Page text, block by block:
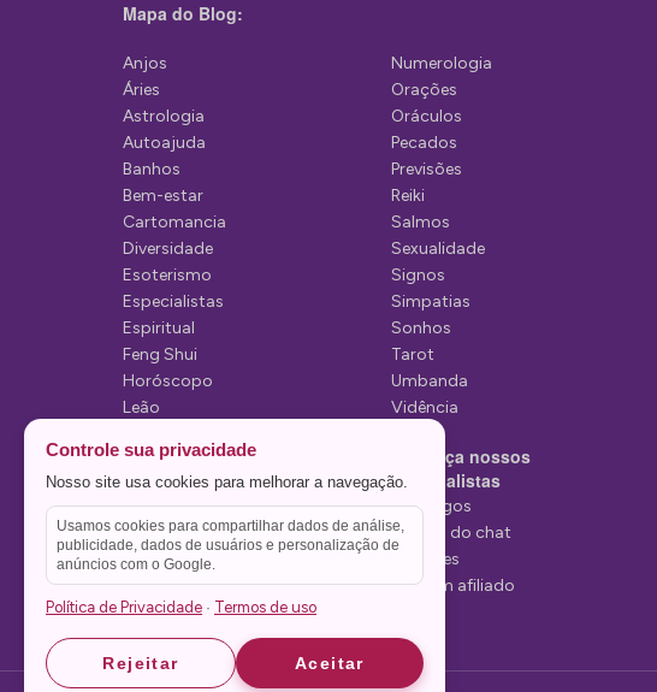
ç
ã
o
d
e
P
o
s
t
Mapa do Blog:
Anjos
Áries
Astrologia
Autoajuda
Banhos
Bem-estar
Cartomancia
Diversidade
Esoterismo
Especialistas
Espiritual
Feng Shui
Horóscopo
Leão
Mediunidade
Mensagens
Numerologia
Orações
Oráculos
Pecados
Previsões
Reiki
Salmos
Sexualidade
Signos
Simpatias
Sonhos
Tarot
Umbanda
Vidência
Conheça nossos
Especialistas
Tarólogos
Estelas do chat
Videntes
Seja um afiliado
Controle sua privacidade
Nosso site usa cookies para melhorar a navegação.
Usamos cookies para compartilhar dados de análise,
publicidade, dados de usuários e personalização de
anúncios com o Google.
Política de Privacidade · Termos de uso
Rejeitar Aceitar